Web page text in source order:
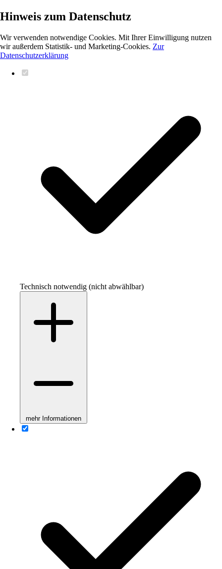
Hinweis zum Datenschutz
Wir verwenden notwendige Cookies. Mit Ihrer Einwilligung nutzen
wir außerdem Statistik- und Marketing-Cookies. Zur
Datenschutzerklärung
Technisch notwendig (nicht abwählbar)
mehr Informationen